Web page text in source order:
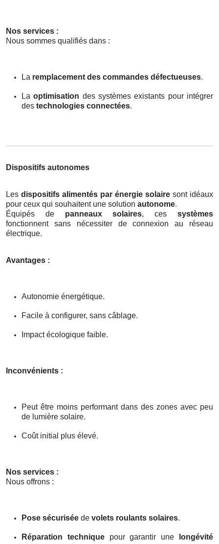
Nos services :
Nous sommes qualifiés dans :
La remplacement des commandes défectueuses.
Laoptimisation des systèmes existants pour intégrer
des technologies connectées.
Dispositifs autonomes
Les dispositifs alimentés par énergie solaire sont idéaux
pour ceux qui souhaitent une solution autonome.
Équipés de panneaux solaires, cessystèmes
fonctionnent sans nécessiter de connexion au réseau
électrique.
Avantages :
Autonomie énergétique.
Facile à configurer, sans câblage.
Impact écologique faible.
Inconvénients :
Peut être moins performant dans des zones avec peu
de lumière solaire.
Coût initial plus élevé.
Nos services :
Nous offrons :
Pose sécurisée de volets roulants solaires.
Réparation techniquepour garantir une
longévité